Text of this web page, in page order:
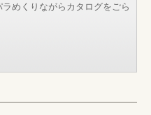
めくりながらカタログをごら